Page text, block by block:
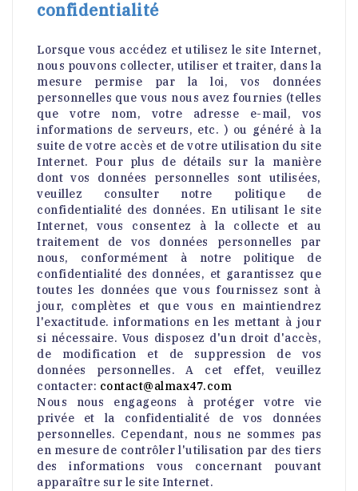
confidentialité
Lorsque vous accédez et utilisez le site Internet,
nous pouvons collecter, utiliser et traiter, dans la
mesure permise par la loi, vos données
personnelles que vous nous avez fournies (telles
que votre nom, votre adresse e-mail, vos
informations de serveurs, etc. ) ou généré à la
suite de votre accès et de votre utilisation du site
Internet. Pour plus de détails sur la manière
dont vos données personnelles sont utilisées,
veuillez consulter notre politique de
confidentialité des données. En utilisant le site
Internet, vous consentez à la collecte et au
traitement de vos données personnelles par
nous, conformément à notre politique de
confidentialité des données, et garantissez que
toutes les données que vous fournissez sont à
jour, complètes et que vous en maintiendrez
l'exactitude. informations en les mettant à jour
si nécessaire. Vous disposez d'un droit d'accès,
de modification et de suppression de vos
données personnelles. A cet effet, veuillez
contacter: contact@almax47.com
Nous nous engageons à protéger votre vie
privée et la confidentialité de vos données
personnelles. Cependant, nous ne sommes pas
en mesure de contrôler l'utilisation par des tiers
des informations vous concernant pouvant
apparaître sur le site Internet.